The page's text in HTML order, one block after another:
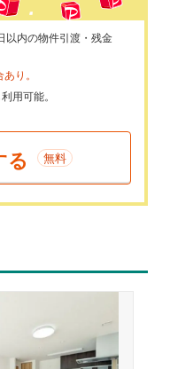
以内の物件引渡・残金
り。
用可能。
る 無料